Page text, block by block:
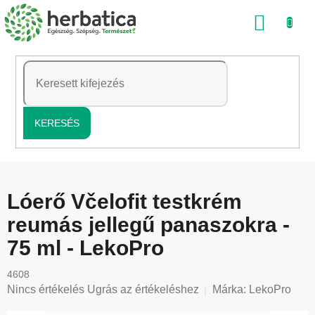
Ugrás
a
tartalomhoz
KERESÉS
Lóerő Včelofit testkrém
reumás jellegű panaszokra -
75 ml - LekoPro
4608
A
Nincs értékelés Ugrás az értékeléshez Márka: LekoPro